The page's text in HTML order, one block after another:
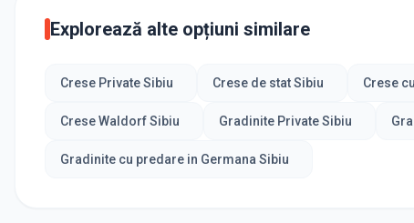
Explorează alte opțiuni similare
Crese Private Sibiu Crese de stat Sibiu Crese
Crese Waldorf Sibiu Gradinite Private Sibiu
Gradinite cu predare in Germana Sibiu